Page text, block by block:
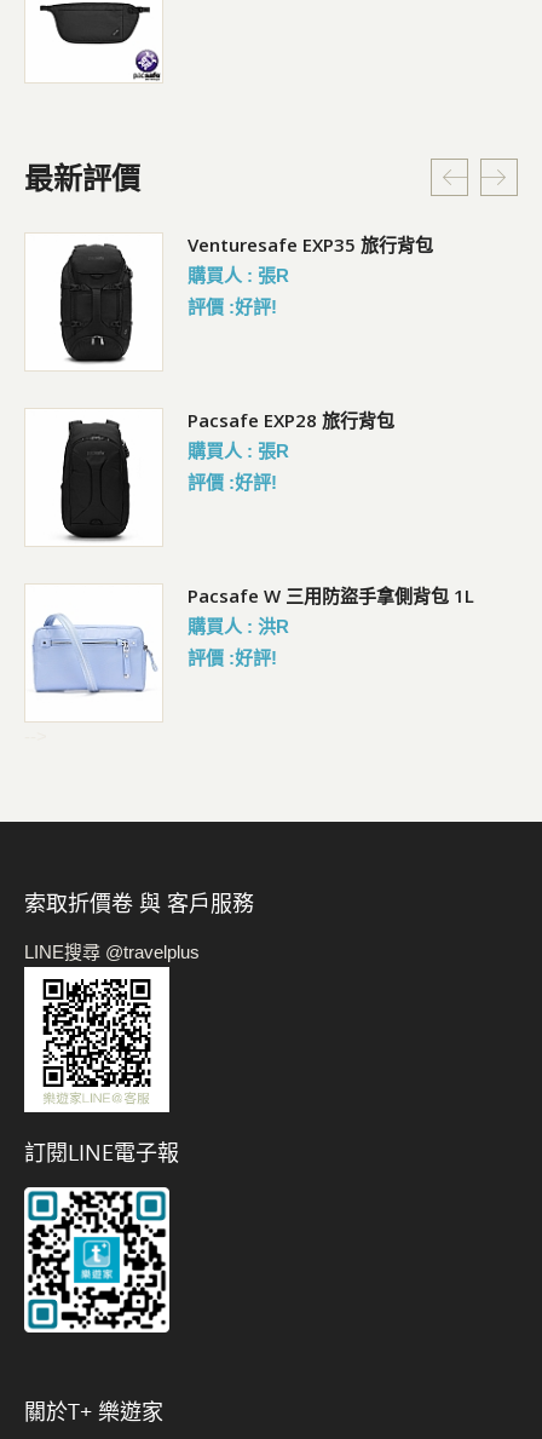
最新評價
女 WARM 抑菌內搭保暖褲
購買人 : 豊R
評價 :好評!
抗UV吸濕排汗超輕雙面鴨舌帽(附收納袋)
購買人 : 余R
評價 :好評!
Pacsafe W 三用防盜手拿側背包 1L
購買人 : 葉R
評價 :好評!
Venturesafe EXP35 旅行背包
購買人 : 張R
評價 :好評!
Pacsafe EXP28 旅行背包
購買人 : 張R
評價 :好評!
Pacsafe W 三用防盜手拿側背包 1L
購買人 : 洪R
評價 :好評!
索取折價卷 與 客戶服務
LINE搜尋 @travelplus
訂閱LINE電子報
關於t+ 樂遊家